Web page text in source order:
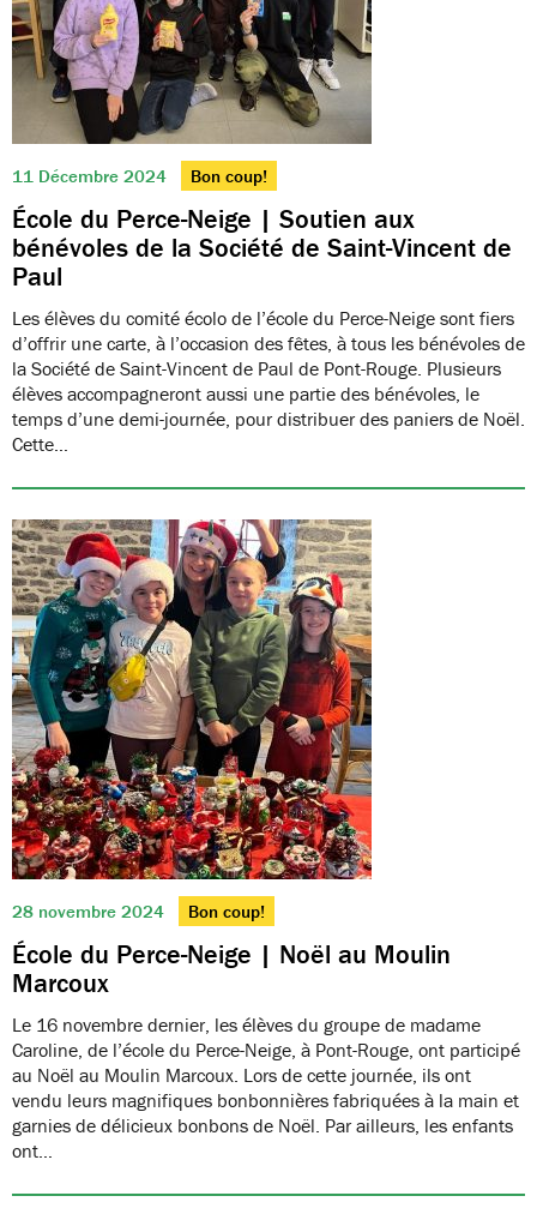
11 Décembre 2024 Bon coup!
École du Perce-Neige | Soutien aux
bénévoles de la Société de Saint-Vincent de
Paul
Les élèves du comité écolo de l’école du Perce-Neige sont fiers
d’offrir une carte, à l’occasion des fêtes, à tous les bénévoles de
la Société de Saint-Vincent de Paul de Pont-Rouge. Plusieurs
élèves accompagneront aussi une partie des bénévoles, le
temps d’une demi-journée, pour distribuer des paniers de Noël.
Cette…
28 novembre 2024 Bon coup!
École du Perce-Neige | Noël au Moulin
Marcoux
Le 16 novembre dernier, les élèves du groupe de madame
Caroline, de l’école du Perce-Neige, à Pont-Rouge, ont participé
au Noël au Moulin Marcoux. Lors de cette journée, ils ont
vendu leurs magnifiques bonbonnières fabriquées à la main et
garnies de délicieux bonbons de Noël. Par ailleurs, les enfants
ont…